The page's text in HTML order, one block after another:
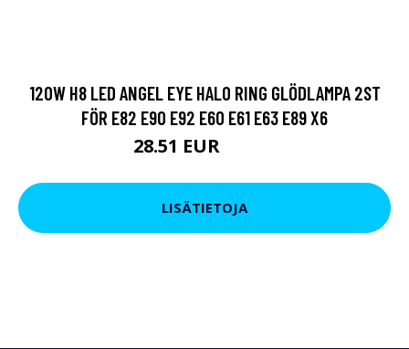
120W H8 LED ANGEL EYE HALO RING GLÖDLAMPA 2ST
FÖR E82 E90 E92 E60 E61 E63 E89 X6
28.51 EUR
LISÄTIETOJA